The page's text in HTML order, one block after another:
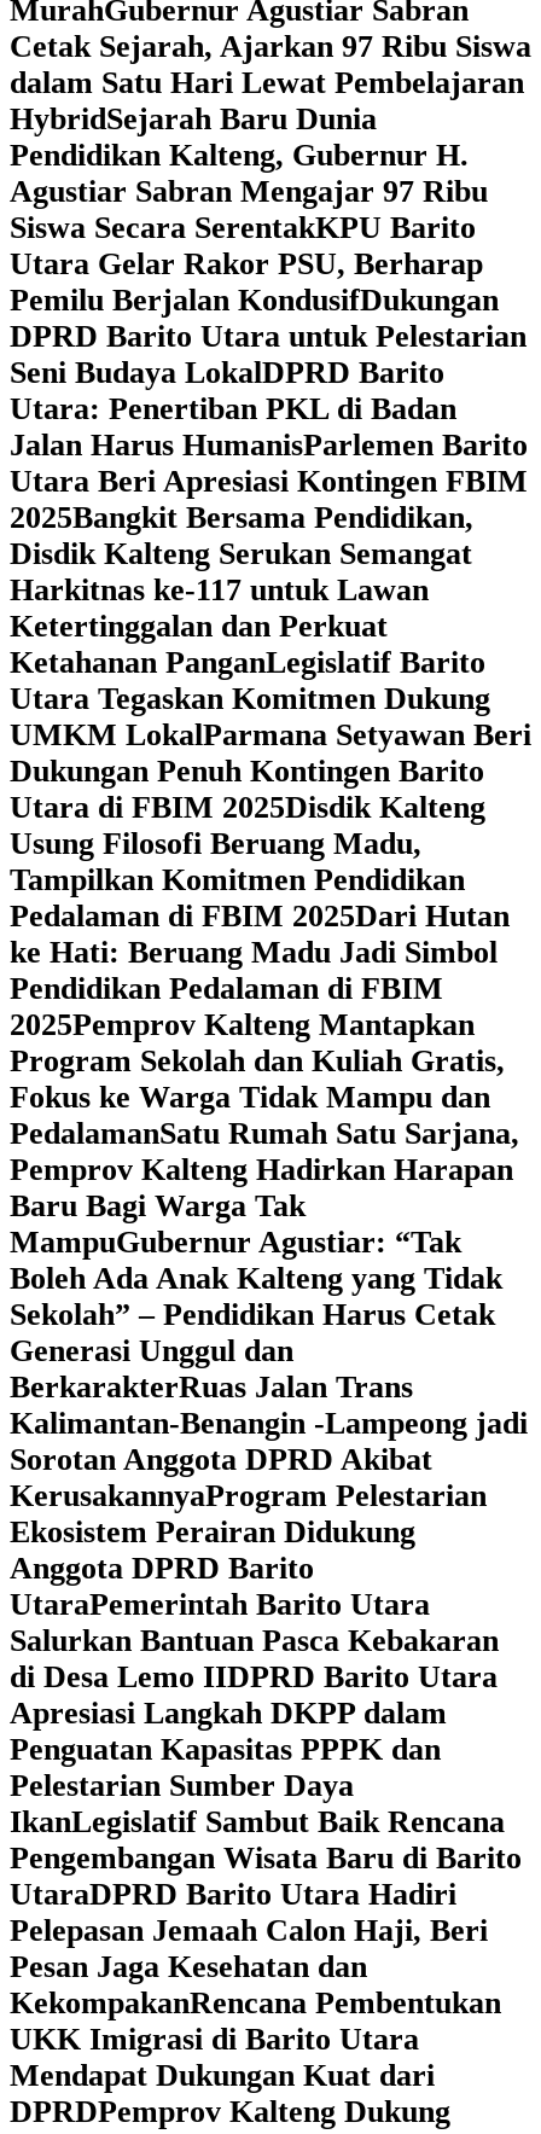
MurahGubernur Agustiar Sabran
Cetak Sejarah, Ajarkan 97 Ribu Siswa
dalam Satu Hari Lewat Pembelajaran
HybridSejarah Baru Dunia
Pendidikan Kalteng, Gubernur H.
Agustiar Sabran Mengajar 97 Ribu
Siswa Secara SerentakKPU Barito
Utara Gelar Rakor PSU, Berharap
Pemilu Berjalan KondusifDukungan
DPRD Barito Utara untuk Pelestarian
Seni Budaya LokalDPRD Barito
Utara: Penertiban PKL di Badan
Jalan Harus HumanisParlemen Barito
Utara Beri Apresiasi Kontingen FBIM
2025‎Bangkit Bersama Pendidikan,
Disdik Kalteng Serukan Semangat
Harkitnas ke-117 untuk Lawan
Ketertinggalan dan Perkuat
Ketahanan PanganLegislatif Barito
Utara Tegaskan Komitmen Dukung
UMKM LokalParmana Setyawan Beri
Dukungan Penuh Kontingen Barito
Utara di FBIM 2025Disdik Kalteng
Usung Filosofi Beruang Madu,
Tampilkan Komitmen Pendidikan
Pedalaman di FBIM 2025‎Dari Hutan
ke Hati: Beruang Madu Jadi Simbol
Pendidikan Pedalaman di FBIM
2025‎Pemprov Kalteng Mantapkan
Program Sekolah dan Kuliah Gratis,
Fokus ke Warga Tidak Mampu dan
Pedalaman‎Satu Rumah Satu Sarjana,
Pemprov Kalteng Hadirkan Harapan
Baru Bagi Warga Tak
Mampu‎Gubernur Agustiar: “Tak
Boleh Ada Anak Kalteng yang Tidak
Sekolah” – Pendidikan Harus Cetak
Generasi Unggul dan
BerkarakterRuas Jalan Trans
Kalimantan-Benangin -Lampeong jadi
Sorotan Anggota DPRD Akibat
KerusakannyaProgram Pelestarian
Ekosistem Perairan Didukung
Anggota DPRD Barito
UtaraPemerintah Barito Utara
Salurkan Bantuan Pasca Kebakaran
di Desa Lemo IIDPRD Barito Utara
Apresiasi Langkah DKPP dalam
Penguatan Kapasitas PPPK dan
Pelestarian Sumber Daya
IkanLegislatif Sambut Baik Rencana
Pengembangan Wisata Baru di Barito
UtaraDPRD Barito Utara Hadiri
Pelepasan Jemaah Calon Haji, Beri
Pesan Jaga Kesehatan dan
KekompakanRencana Pembentukan
UKK Imigrasi di Barito Utara
Mendapat Dukungan Kuat dari
DPRD‎Pemprov Kalteng Dukung